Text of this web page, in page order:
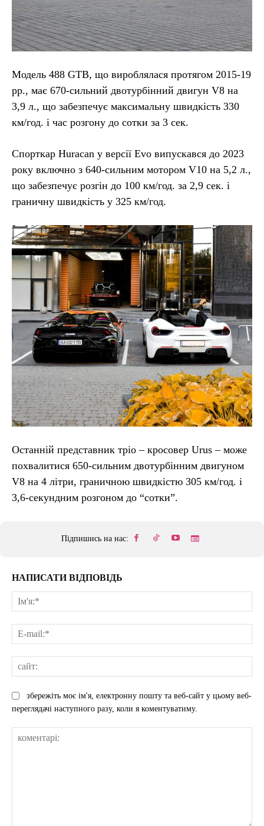
Модель 488 GTB, що вироблялася протягом 2015-19
рр., має 670-сильний двотурбінний двигун V8 на
3,9 л., що забезпечує максимальну швидкість 330
км/год. і час розгону до сотки за 3 сек.
Спорткар Huracan у версії Evo випускався до 2023
року включно з 640-сильним мотором V10 на 5,2 л.,
що забезпечує розгін до 100 км/год. за 2,9 сек. і
граничну швидкість у 325 км/год.
Останній представник тріо – кросовер Urus – може
похвалитися 650-сильним двотурбінним двигуном
V8 на 4 літри, граничною швидкістю 305 км/год. і
3,6-секундним розгоном до “сотки”.
Підпишись на нас:
НАПИСАТИ ВІДПОВІДЬ
збережіть моє ім'я, електронну пошту та веб-сайт у цьому веб-
переглядачі наступного разу, коли я коментуватиму.